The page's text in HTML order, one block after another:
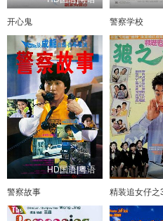
开心鬼 警察学校
HD国语|粤语
警察故事 精装追女仔之